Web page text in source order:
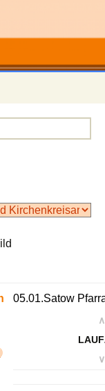
05.01.Satow
∧
∨